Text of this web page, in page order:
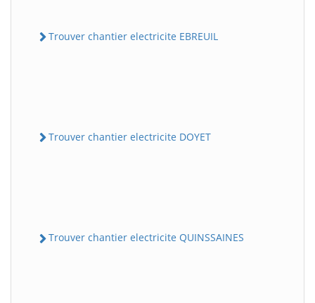
Trouver chantier electricite EBREUIL
Trouver chantier electricite DOYET
Trouver chantier electricite QUINSSAINES